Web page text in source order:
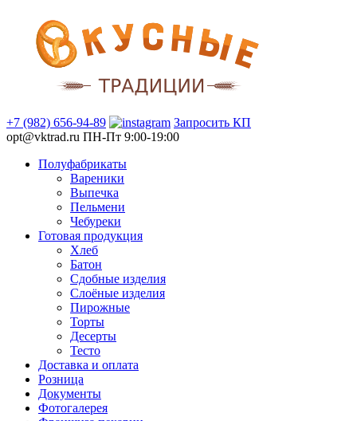
+7 (982) 656-94-89
Запросить КП
opt@vktrad.ru ПН-Пт 9:00-19:00
Полуфабрикаты
Вареники
Выпечка
Пельмени
Чебуреки
Готовая продукция
Хлеб
Батон
Сдобные изделия
Слоёные изделия
Пирожные
Торты
Десерты
Тесто
Доставка и оплата
Розница
Документы
Фотогалерея